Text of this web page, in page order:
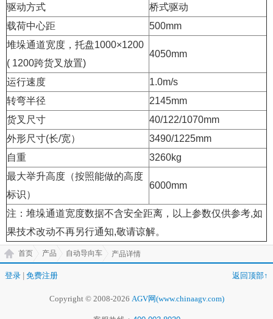
驱动方式
桥式驱动
载荷中心距
500mm
堆垛通道宽度，托盘1000×1200
( 1200跨货叉放置)
4050mm
运行速度
1.0m/s
转弯半径
2145mm
货叉尺寸
40/122/1070mm
外形尺寸(长/宽）
3490/1225mm
自重
3260kg
最大举升高度（按照能做的高度
标识）
6000mm
注：堆垛通道宽度数据不含安全距离，以上参数仅供参考,如
果技术改动不再另行通知,敬请谅解。
首页 产品 自动导向车 产品详情
登录 免费注册 返回顶部↑
Copyright © 2008-2026 AGV网(www.chinaagv.com)